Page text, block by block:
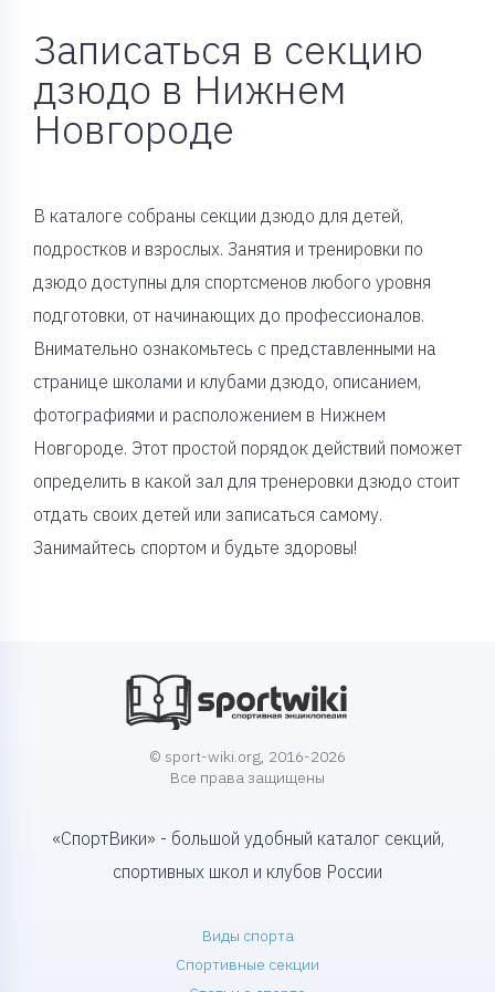
Записаться в секцию
дзюдо в Нижнем
Новгороде
В каталоге собраны секции дзюдо для детей,
подростков и взрослых. Занятия и тренировки по
дзюдо доступны для спортсменов любого уровня
подготовки, от начинающих до профессионалов.
Внимательно ознакомьтесь с представленными на
странице школами и клубами дзюдо, описанием,
фотографиями и расположением в Нижнем
Новгороде. Этот простой порядок действий поможет
определить в какой зал для тренеровки дзюдо стоит
отдать своих детей или записаться самому.
Занимайтесь спортом и будьте здоровы!
© sport-wiki.org, 2016-2026
Все права защищены
«СпортВики» - большой удобный каталог секций,
спортивных школ и клубов России
Виды спорта
Спортивные секции